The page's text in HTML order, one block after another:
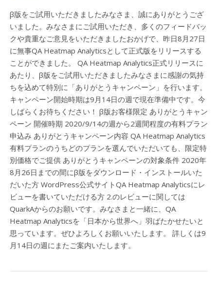
β版をご試用いただきましたみなさま、誠にありがとうござ
いました。みなさまにご試用いただき、多くのフィードバッ
クや貴重なご意見をいただきましたおかげで、昨日8月27日
に無事QA Heatmap Analyticsとして正式版をリリースする
ことができました。 QA Heatmap Analytics正式リリースに
あたり、β版をご試用いただきましたみなさまに感謝の気持
ちを込めて特別に「ありがとうキャンペーン」を行います。
キャンペーン開始時期は9月14日の週で現在準備中です。今
しばらくお待ちください！ β版お客様限定 ありがとうキャン
ペーン 開催時期 2020/9/14の週から2週間程度の有料プラン
申込み ありがとうキャンペーン内容 QA Heatmap Analytics
有料プランのうちどのプランを選んでいただいても、限定特
別価格でご提供 ありがとうキャンペーンの対象条件 2020年
8月26日までの間にβ版をダウンロード・インストールいた
だいた方 WordPress公式サイトQA Heatmap Analyticsにレ
ビューを書いていただける方 2.のレビューに関しては
QuarkAからのお願いです。みなさまと一緒に、QA
Heatmap Analyticsを「日本から世界へ」羽ばたかせたいと
思っています。ぜひよろしくお願いいたします。 詳しくは9
月14日の週にまたご案内いたします。